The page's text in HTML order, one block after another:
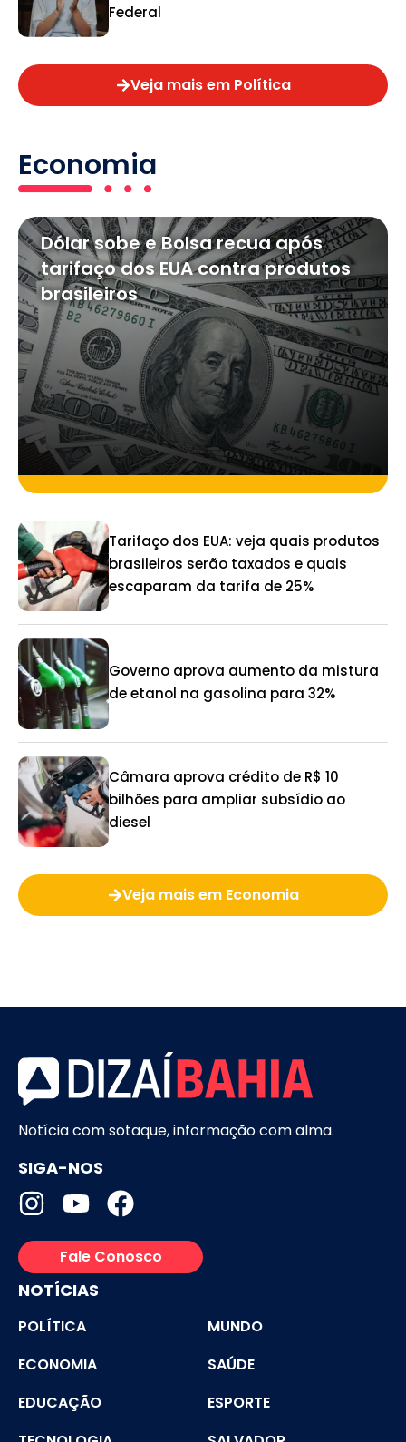
Federal
Veja mais em Política
Economia
Dólar sobe e Bolsa recua após
tarifaço dos EUA contra produtos
brasileiros
Tarifaço dos EUA: veja quais produtos
brasileiros serão taxados e quais
escaparam da tarifa de 25%
Governo aprova aumento da mistura
de etanol na gasolina para 32%
Câmara aprova crédito de R$ 10
bilhões para ampliar subsídio ao
diesel
Veja mais em Economia
Notícia com sotaque, informação com alma.
SIGA-NOS
Fale Conosco
NOTÍCIAS
POLÍTICA
MUNDO
ECONOMIA
SAÚDE
EDUCAÇÃO
ESPORTE